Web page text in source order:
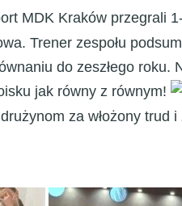
MDK Kraków przegrali
Trener zespołu
do zeszłego roku.
jak równy z równym!
za włożony trud